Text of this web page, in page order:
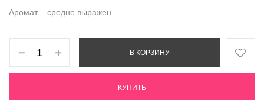
Аромат – средне выражен.
В КОРЗИНУ
КУПИТЬ